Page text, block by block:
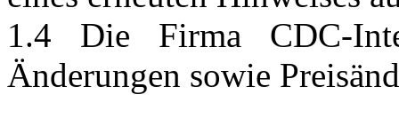
1.4 Die Firma CDC-
Änderungen sowie